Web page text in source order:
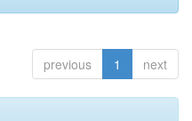
previous 1 next